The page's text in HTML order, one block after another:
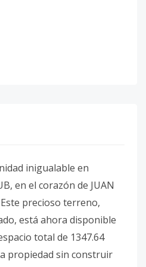
inigualable en
en el corazón de JUAN
Este precioso terreno,
está ahora disponible
total de 1347.64
propiedad sin construir